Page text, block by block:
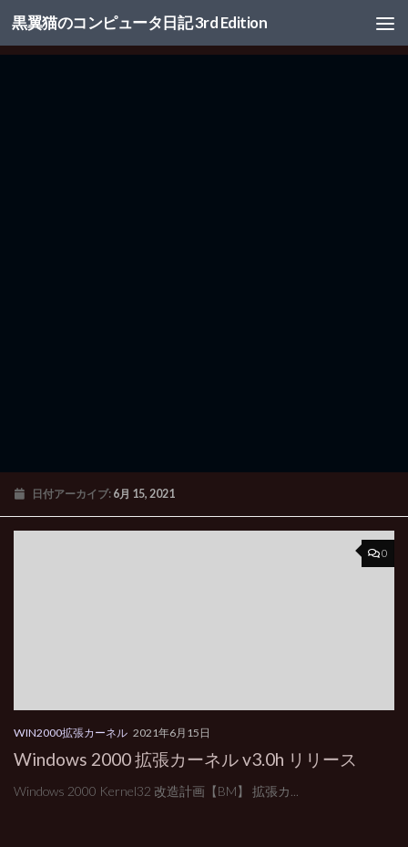
コンテンツへスキップ
黒翼猫のコンピュータ日記 3rd Edition
日付アーカイブ: 6月 15, 2021
0
WIN2000拡張カーネル 2021年6月15日
Windows 2000 拡張カーネル v3.0h リリース
Windows 2000 Kernel32 改造計画【BM】 拡張カ...